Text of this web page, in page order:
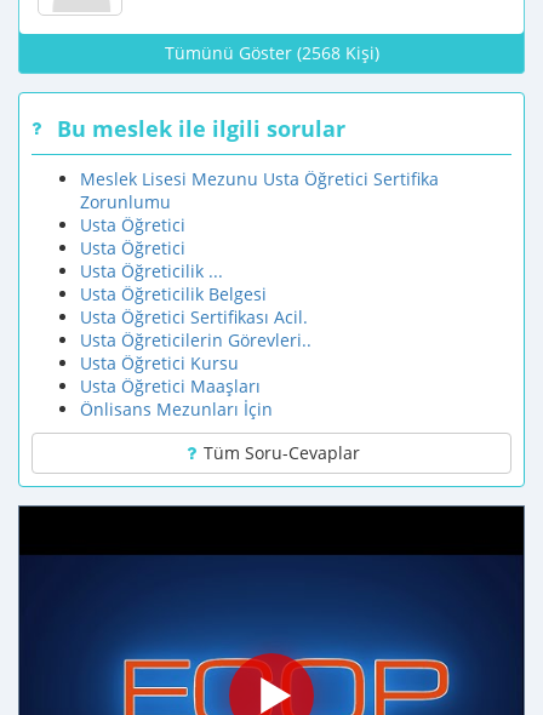
Tümünü Göster (2568 Kişi)
Bu meslek ile ilgili sorular
Meslek Lisesi Mezunu Usta Öğretici Sertifika
Zorunlumu
Usta Öğretici
Usta Öğretici
Usta Öğreticilik ...
Usta Öğreticilik Belgesi
Usta Öğretici Sertifikası Acil.
Usta Öğreticilerin Görevleri..
Usta Öğretici Kursu
Usta Öğretici Maaşları
Önlisans Mezunları İçin
Tüm Soru-Cevaplar